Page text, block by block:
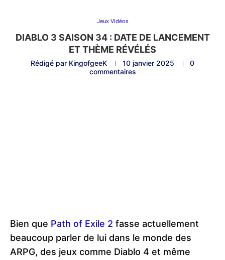
Jeux Vidéos
DIABLO 3 SAISON 34 : DATE DE LANCEMENT
ET THÈME RÉVÉLÉS
Rédigé par KingofgeeK 10 janvier 2025
0
commentaires
Bien que Path of Exile 2 fasse actuellement
beaucoup parler de lui dans le monde des
ARPG, des jeux comme Diablo 4 et même